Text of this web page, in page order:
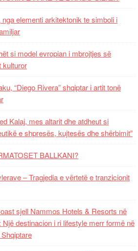
elementi arkitektonik te simboli i
si model evropian i mbrojtjes së
kulturor
“Diego Rivera” shqiptar i artit tonë
Kalaj, mes altarit dhe atdheut si
e shpresës, kujtesës dhe shërbimit”
BALLKANI?
– Tragjedia e vërtetë e tranzicionit
sjell Nammos Hotels & Resorts në
Një destinacion i ri lifestyle merr formë në